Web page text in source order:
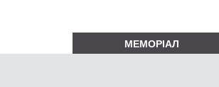
МЕМОРІАЛ